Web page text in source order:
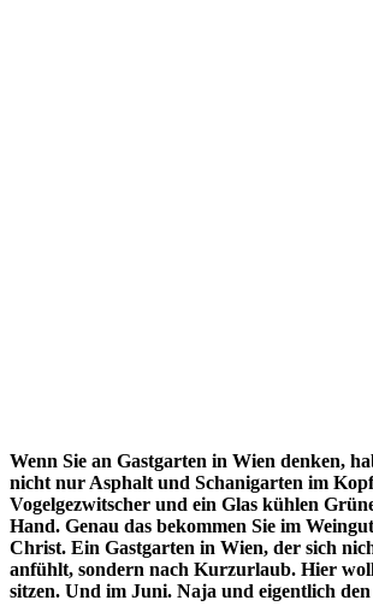
Wenn Sie an Gastgarten in Wien denken,
nicht nur Asphalt und Schanigarten im
Vogelgezwitscher und ein Glas kühlen
Hand. Genau das bekommen Sie im
Christ. Ein Gastgarten in Wien, der sich
anfühlt, sondern nach Kurzurlaub. Hier
sitzen. Und im Juni. Naja und eigentlich den